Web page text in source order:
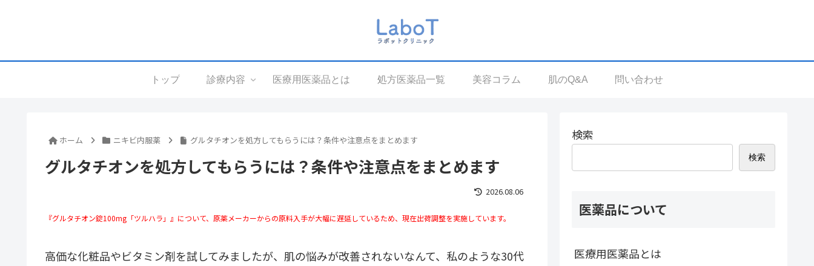
トップ 診療内容 医療用医薬品とは 処方医薬品一覧 美容コラム 肌のQ&A 問い合わせ
ホーム ニキビ内服薬 グルタチオンを処方してもらうには？条件や注意点をまとめます
グルタチオンを処方してもらうには？条件や注意点をまとめます
2026.08.06
『グルタチオン錠100mg「ツルハラ」』について、原薬メーカーからの原料入手が大幅に遅延しているため、現在出荷調整を実施しています。
高価な化粧品やビタミン剤を試してみましたが、肌の悩みが改善されないなんて、私のような30代
検索
検索
医薬品について
医療用医薬品とは